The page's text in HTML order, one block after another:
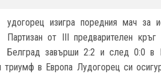
удогорец изигра поредния мач за
Партизан от III предварителен
Белград завърши 2:2 и след 0:0 в
триумф в Европа Лудогорец си